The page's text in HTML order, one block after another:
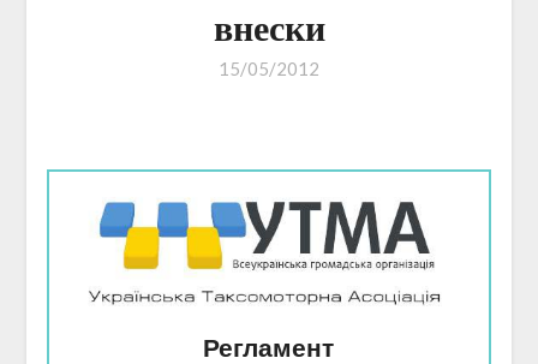
внески
15/05/2012
Регламент